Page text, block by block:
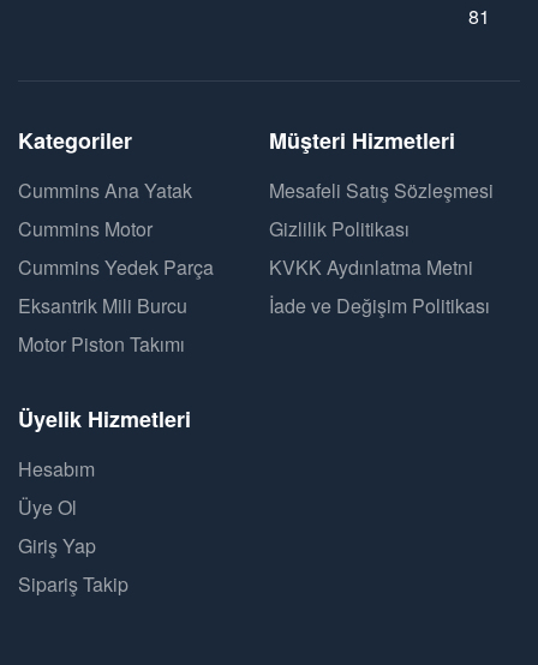
81
Kategoriler
Cummins Ana Yatak
Cummins Motor
Cummins Yedek Parça
Eksantrik Mili Burcu
Motor Piston Takımı
Müşteri Hizmetleri
Mesafeli Satış Sözleşmesi
Gizlilik Politikası
KVKK Aydınlatma Metni
İade ve Değişim Politikası
Üyelik Hizmetleri
Hesabım
Üye Ol
Giriş Yap
Sipariş Takip